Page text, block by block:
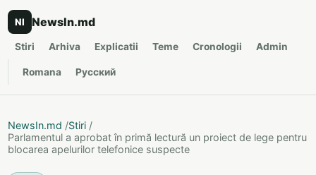
NI NewsIn.md
Stiri Arhiva Explicatii Teme Cronologii Admin
Romana Русский
NewsIn.md /Stiri /
Parlamentul a aprobat în primă lectură un proiect de lege pentru
blocarea apelurilor telefonice suspecte